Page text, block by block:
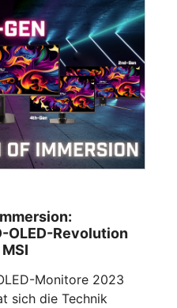
OLED-Revolution
Monitore 2023
sich die Technik